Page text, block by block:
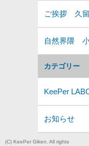
カテゴリー
KeePer
お知らせ
ご挨拶 久
自然界隈
(C) KeePer Giken. All rights